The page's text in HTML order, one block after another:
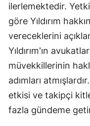
ilerlemektedir.
göre Yıldırım
vereceklerini
Yıldırım'ın
müvekkillerinin
adımları
etkisi ve takipçi
fazla gündeme